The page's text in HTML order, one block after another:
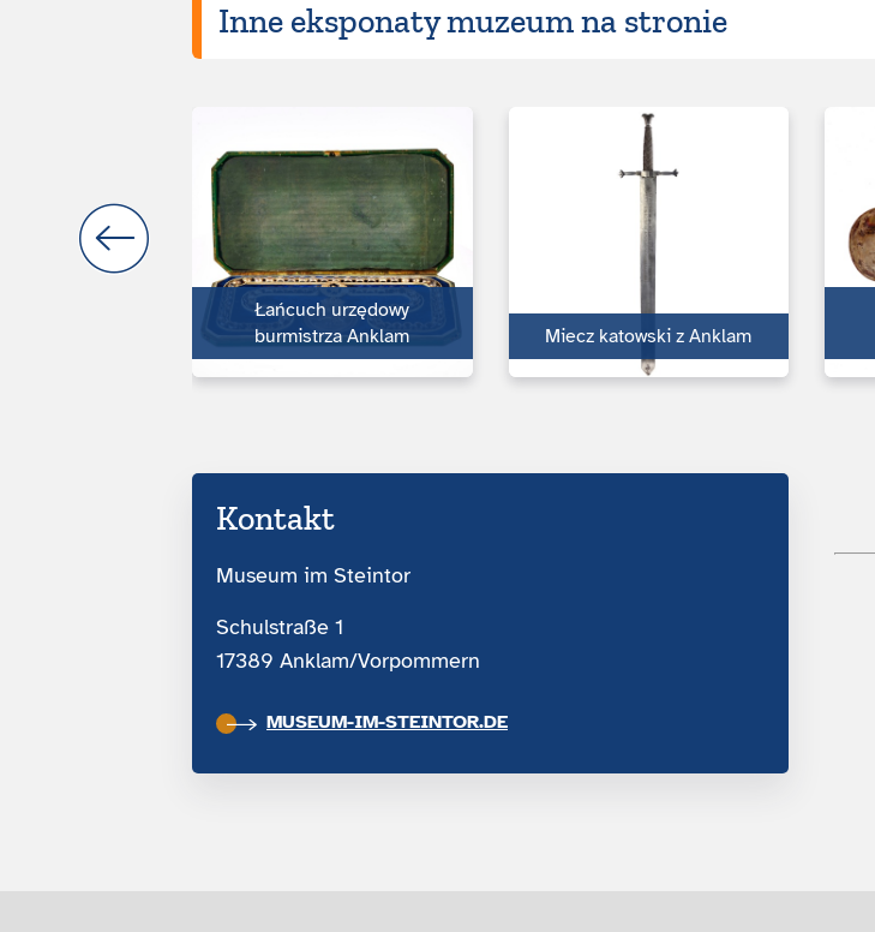
Inne eksponaty muzeum na stronie
Łańcuch urzędowy
burmistrza Anklam
Miecz katowski z Anklam
Kontakt
Museum im Steintor
Schulstraße 1
17389 Anklam/Vorpommern
MUSEUM-IM-STEINTOR.DE